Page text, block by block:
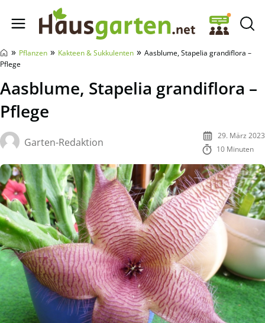
Hausgarten.net
» Pflanzen » Kakteen & Sukkulenten » Aasblume, Stapelia grandiflora –
Pflege
Aasblume, Stapelia grandiflora –
Pflege
Garten-Redaktion
29. März 2023
10 Minuten